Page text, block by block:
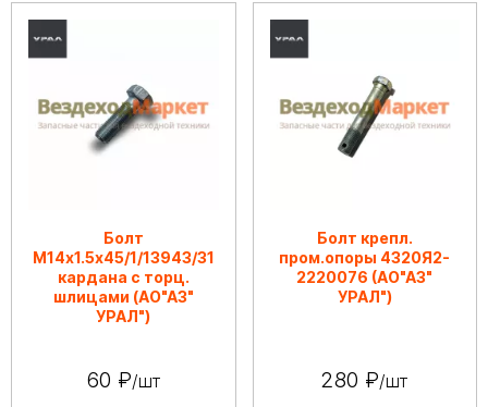
Болт
М14х1.5х45/1/13943/31
кардана с торц.
шлицами (АО"АЗ"
УРАЛ")
60 ₽/шт
Болт крепл.
пром.опоры 4320Я2-
2220076 (АО"АЗ"
УРАЛ")
280 ₽/шт